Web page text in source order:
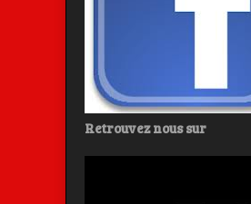
Retrouvez nous sur